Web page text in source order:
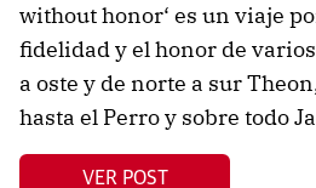
without honor‘ es un viaje
fidelidad y el honor de
a oste y de norte a sur
hasta el Perro y sobre todo
VER POST